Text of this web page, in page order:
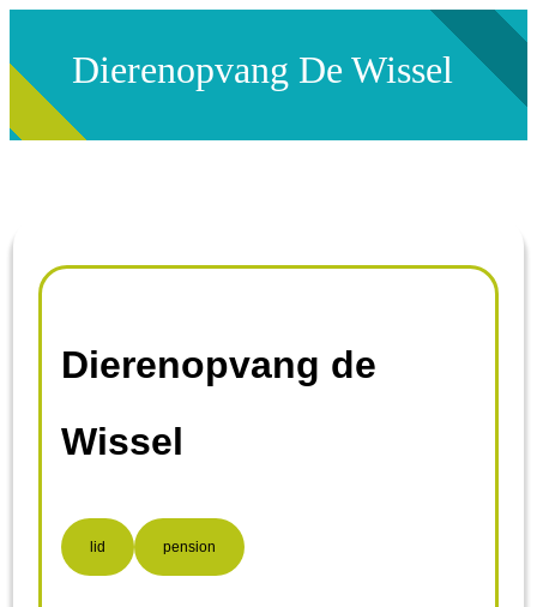
Dierenopvang De Wissel
Dierenopvang de
Wissel
lid pension